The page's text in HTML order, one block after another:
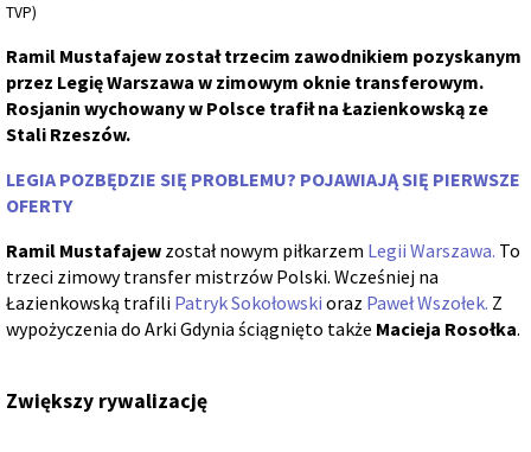
TVP)
Ramil Mustafajew został trzecim zawodnikiem pozyskanym
przez Legię Warszawa w zimowym oknie transferowym.
Rosjanin wychowany w Polsce trafił na Łazienkowską ze
Stali Rzeszów.
LEGIA POZBĘDZIE SIĘ PROBLEMU? POJAWIAJĄ SIĘ PIERWSZE
OFERTY
Ramil Mustafajew został nowym piłkarzem Legii Warszawa. To
trzeci zimowy transfer mistrzów Polski. Wcześniej na
Łazienkowską trafili Patryk Sokołowski oraz Paweł Wszołek. Z
wypożyczenia do Arki Gdynia ściągnięto także Macieja Rosołka.
Zwiększy rywalizację